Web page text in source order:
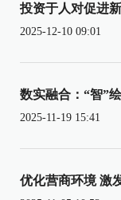
投资于人对促进
2025-12-10 09:01
数实融合：“智”
2025-11-19 15:41
优化营商环境 激